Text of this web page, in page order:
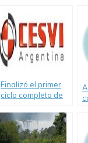
2011 en Santa Fe
Finalizó el primer
ciclo completo de
«Creciendo
Seguros»